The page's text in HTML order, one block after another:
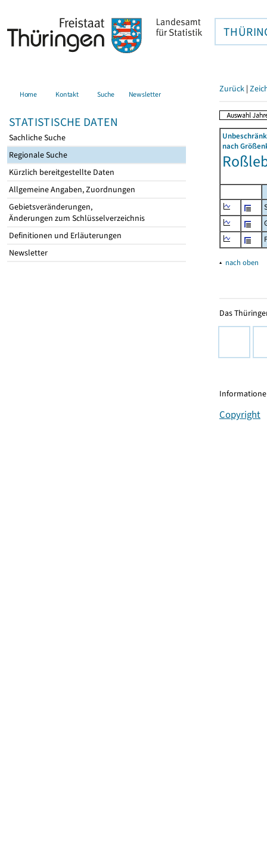
Home Kontakt Suche Newsletter
STATISTISCHE DATEN
Sachliche Suche
Regionale Suche
Kürzlich bereitgestellte Daten
Allgemeine Angaben, Zuordnungen
Gebietsveränderungen,
Änderungen zum Schlüsselverzeichnis
Definitionen und Erläuterungen
Newsletter
Zurück |
nach
▴ nach oben
Das
Copyright